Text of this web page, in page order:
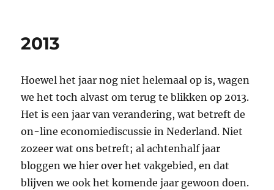
2013
Hoewel het jaar nog niet helemaal op is, wagen
we het toch alvast om terug te blikken op 2013.
Het is een jaar van verandering, wat betreft de
on-line economiediscussie in Nederland. Niet
zozeer wat ons betreft; al achtenhalf jaar
bloggen we hier over het vakgebied, en dat
blijven we ook het komende jaar gewoon doen.